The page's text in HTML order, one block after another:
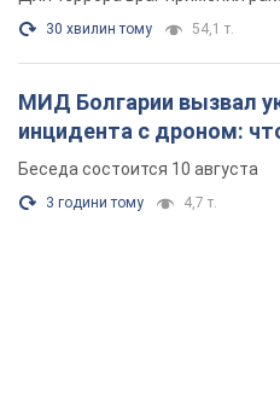
30 хвилин тому 54,1 т.
МИД Болгарии вызвал
инцидента с дроном:
Беседа состоится 10 августа
3 години тому 4,7 т.